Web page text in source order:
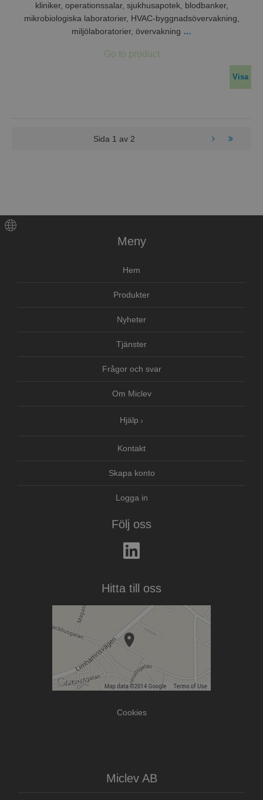
kliniker, operationssalar, sjukhusapotek, blodbanker,
mikrobiologiska laboratorier, HVAC-byggnadsövervakning,
miljölaboratorier, övervakning …
Visa
Sida 1 av 2
Följ oss
Hitta till oss
Cookies
Miclev AB
Meny
Hem
Produkter
Nyheter
Tjänster
Frågor och svar
Om Miclev
Hjälp
Kontakt
Skapa konto
Logga in